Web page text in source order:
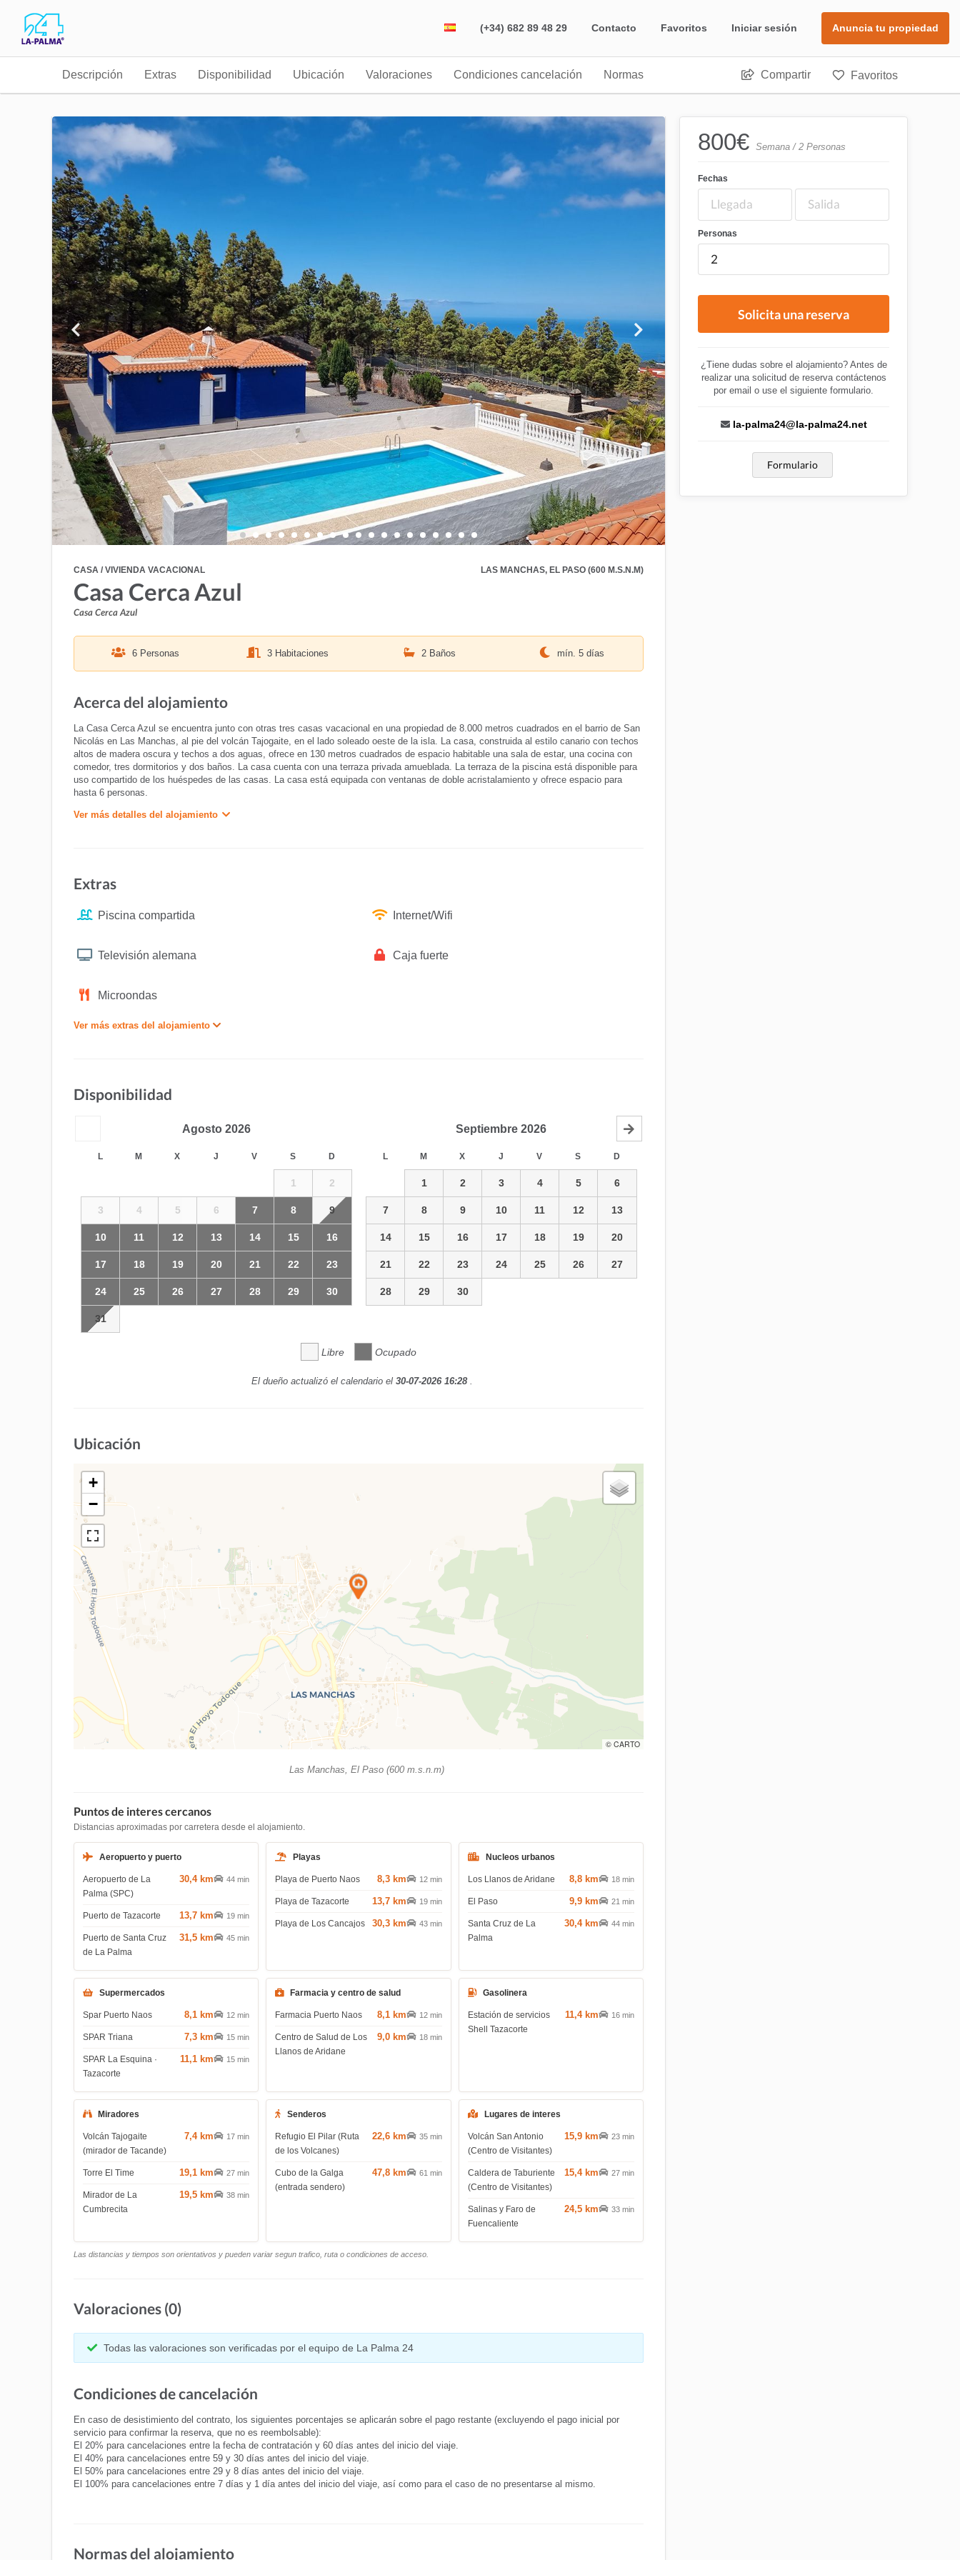
(+34) 682 89 48 29 Contacto Favoritos Iniciar sesión Anuncia tu propiedad
Descripción Extras Disponibilidad Ubicación Valoraciones Condiciones cancelación Normas Compartir Favoritos
CASA / VIVIENDA VACACIONAL LAS MANCHAS, EL PASO (600 M.S.N.M)
Casa Cerca Azul
Casa Cerca Azul
6 Personas 3 Habitaciones 2 Baños mín. 5 días
Acerca del alojamiento
La Casa Cerca Azul se encuentra junto con otras tres casas vacacional en una propiedad de 8.000 metros cuadrados en el barrio de San
Nicolás en Las Manchas, al pie del volcán Tajogaite, en el lado soleado oeste de la isla. La casa, construida al estilo canario con techos
altos de madera oscura y techos a dos aguas, ofrece en 130 metros cuadrados de espacio habitable una sala de estar, una cocina con
comedor, tres dormitorios y dos baños. La casa cuenta con una terraza privada amueblada. La terraza de la piscina está disponible para
uso compartido de los huéspedes de las casas. La casa está equipada con ventanas de doble acristalamiento y ofrece espacio para
hasta 6 personas.
Ver más detalles del alojamiento
Extras
Piscina compartida Internet/Wifi
Televisión alemana Caja fuerte
Microondas
Ver más extras del alojamiento
Disponibilidad
Agosto 2026
L M X J V S D
1 2
3 4 5 6 7 8 9
10 11 12 13 14 15 16
17 18 19 20 21 22 23
24 25 26 27 28 29 30
31
Septiembre 2026
L M X J V S D
1 2 3 4 5 6
7 8 9 10 11 12 13
14 15 16 17 18 19 20
21 22 23 24 25 26 27
28 29 30
Libre Ocupado
El dueño actualizó el calendario el 30-07-2026 16:28 .
Ubicación
+
−
© CARTO
Las Manchas, El Paso (600 m.s.n.m)
Puntos de interes cercanos
Distancias aproximadas por carretera desde el alojamiento.
Aeropuerto y puerto
Aeropuerto de La
Palma (SPC)
30,4 km 44 min
Puerto de Tazacorte 13,7 km 19 min
Puerto de Santa Cruz
de La Palma
31,5 km 45 min
Playas
Playa de Puerto Naos 8,3 km 12 min
Playa de Tazacorte 13,7 km 19 min
Playa de Los Cancajos 30,3 km 43 min
Nucleos urbanos
Los Llanos de Aridane 8,8 km 18 min
El Paso 9,9 km 21 min
Santa Cruz de La
Palma
30,4 km 44 min
Supermercados
Spar Puerto Naos 8,1 km 12 min
SPAR Triana 7,3 km 15 min
SPAR La Esquina ·
Tazacorte
11,1 km 15 min
Farmacia y centro de salud
Farmacia Puerto Naos 8,1 km 12 min
Centro de Salud de Los
Llanos de Aridane
9,0 km 18 min
Gasolinera
Estación de servicios
Shell Tazacorte
11,4 km 16 min
Miradores
Volcán Tajogaite
(mirador de Tacande)
7,4 km 17 min
Torre El Time 19,1 km 27 min
Mirador de La
Cumbrecita
19,5 km 38 min
Senderos
Refugio El Pilar (Ruta
de los Volcanes)
22,6 km 35 min
Cubo de la Galga
(entrada sendero)
47,8 km 61 min
Lugares de interes
Volcán San Antonio
(Centro de Visitantes)
15,9 km 23 min
Caldera de Taburiente
(Centro de Visitantes)
15,4 km 27 min
Salinas y Faro de
Fuencaliente
24,5 km 33 min
Las distancias y tiempos son orientativos y pueden variar segun trafico, ruta o condiciones de acceso.
Valoraciones (0)
Todas las valoraciones son verificadas por el equipo de La Palma 24
Condiciones de cancelación
En caso de desistimiento del contrato, los siguientes porcentajes se aplicarán sobre el pago restante (excluyendo el pago inicial por
servicio para confirmar la reserva, que no es reembolsable):
El 20% para cancelaciones entre la fecha de contratación y 60 días antes del inicio del viaje.
El 40% para cancelaciones entre 59 y 30 días antes del inicio del viaje.
El 50% para cancelaciones entre 29 y 8 días antes del inicio del viaje.
El 100% para cancelaciones entre 7 días y 1 día antes del inicio del viaje, así como para el caso de no presentarse al mismo.
Normas del alojamiento
800€ Semana / 2 Personas
Fechas
Personas
Solicita una reserva
¿Tiene dudas sobre el alojamiento? Antes de
realizar una solicitud de reserva contáctenos
por email o use el siguiente formulario.
la-palma24@la-palma24.net
Formulario